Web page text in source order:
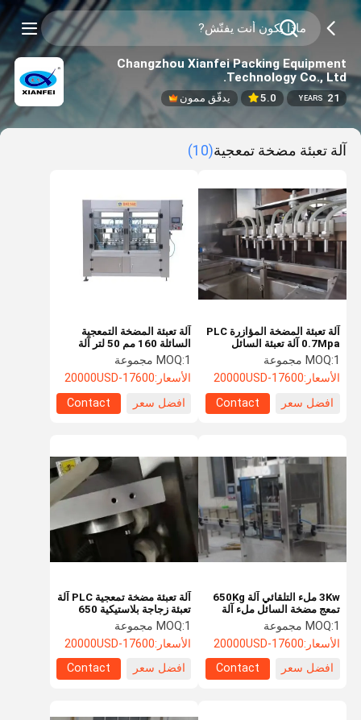
Changzhou Xianfei Packing Equipment
Technology Co., Ltd.
21
YEARS
5.0 يدقّق ممون
آلة تعبئة مضخة تمعجية(10)
آلة تعبئة المضخة التمعجية
السائلة 160 مم 50 لتر آلة
تعبئة السوائل القائمة على
مضاعفات
MOQ:1 مجموعة
الأسعار:17600-20000USD
افضل سعر
Contact
آلة تعبئة المضخة المؤازرة PLC
0.7Mpa آلة تعبئة السائل
المضخة التمعجية
MOQ:1 مجموعة
الأسعار:17600-20000USD
افضل سعر
Contact
آلة تعبئة مضخة تمعجية PLC آلة
تعبئة زجاجة بلاستيكية 650
كيلوغرام
MOQ:1 مجموعة
الأسعار:17600-20000USD
افضل سعر
Contact
3Kw ملء التلقائي آلة 650Kg
تمعج مضخة السائل ملء آلة
MOQ:1 مجموعة
الأسعار:17600-20000USD
افضل سعر
Contact